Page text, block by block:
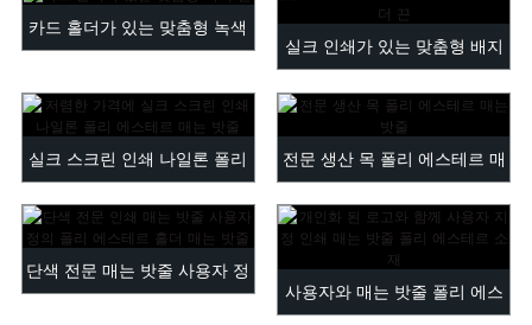
Maltese
Burmese
Persian
Sinhala
Samoan
카드 홀더가 있는 맞춤형 녹색
실크 인쇄가 있는 맞춤형 배지
홀더 끈
실크 스크린 인쇄 나일론 폴리
에스테르 매는 밧줄 WI ...
전문 생산 목 폴리 에스테르 매
는 밧줄
단색 전문 매는 밧줄 사용자 정
사용자와 매는 밧줄 폴리 에스